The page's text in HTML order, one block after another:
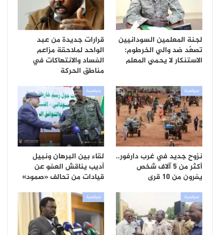
لجنة المعلمين السودانيين
تصعّد ضد والي الخرطوم:
الاستنكار لا يحمي المعلم
قرارات جديدة من عبد
الواحد لملاحقة مزاعم
الفساد والانتهاكات في
مناطق الحركة
سياسية
نزوح جديد في غرب دارفور..
أكثر من 5 آلاف شخص
يفرون من 10 قرى
سياسية
لقاء بين البرهان ونبيل
أديب يناقش العفو عن
قيادات من تحالف «صمود»
سياسية سياسية